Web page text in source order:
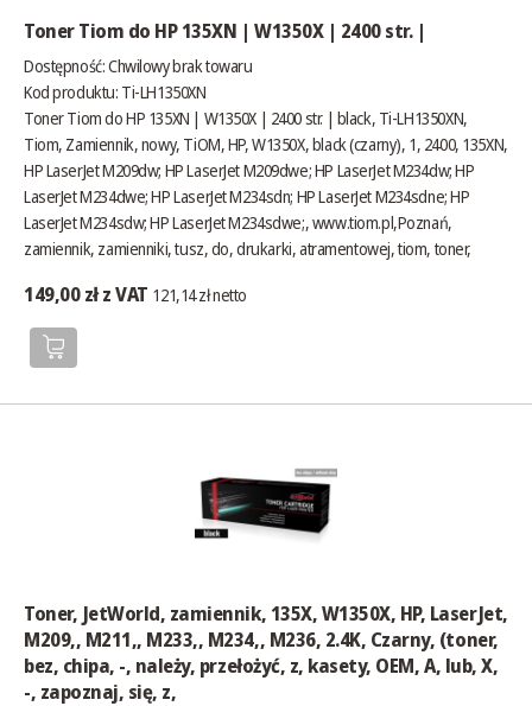
Toner Tiom do HP 135XN | W1350X | 2400 str. |
Dostępność:Chwilowy brak towaru
Kod produktu: Ti-LH1350XN
Toner Tiom do HP 135XN | W1350X | 2400 str. | black, Ti-LH1350XN,
Tiom, Zamiennik, nowy, TiOM, HP, W1350X, black (czarny), 1, 2400, 135XN,
HP LaserJet M209dw; HP LaserJet M209dwe; HP LaserJet M234dw; HP
LaserJet M234dwe; HP LaserJet M234sdn; HP LaserJet M234sdne; HP
LaserJet M234sdw; HP LaserJet M234sdwe;,www.tiom.pl,Poznań,
zamiennik, zamienniki, tusz, do, drukarki, atramentowej, tiom, toner,
149,00 zł z VAT 121,14 zł netto
Toner, JetWorld, zamiennik, 135X, W1350X, HP, LaserJet,
M209,, M211,, M233,, M234,, M236, 2.4K, Czarny, (toner,
bez, chipa, -, należy, przełożyć, z, kasety, OEM, A, lub, X,
-, zapoznaj, się, z,